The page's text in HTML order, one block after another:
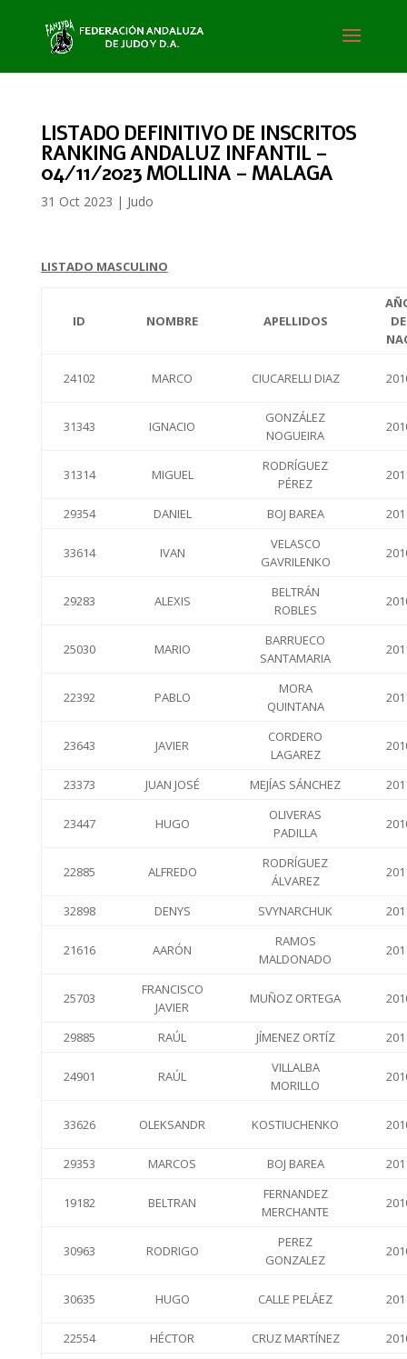
LISTADO DEFINITIVO DE INSCRITOS
RANKING ANDALUZ INFANTIL –
04/11/2023 MOLLINA – MALAGA
31 Oct 2023 | Judo
LISTADO MASCULINO
ID NOMBRE APELLIDOS
DE
24102 MARCO CIUCARELLI DIAZ
31343 IGNACIO
GONZÁLEZ
NOGUEIRA
31314 MIGUEL
RODRÍGUEZ
PÉREZ
29354 DANIEL BOJ BAREA
33614 IVAN
VELASCO
GAVRILENKO
29283 ALEXIS
BELTRÁN
ROBLES
25030 MARIO
BARRUECO
SANTAMARIA
22392 PABLO
MORA
QUINTANA
23643 JAVIER
CORDERO
LAGAREZ
23373 JUAN JOSÉ MEJÍAS SÁNCHEZ
23447 HUGO
OLIVERAS
PADILLA
22885 ALFREDO
RODRÍGUEZ
ÁLVAREZ
32898 DENYS SVYNARCHUK
21616 AARÓN
RAMOS
MALDONADO
25703
FRANCISCO
JAVIER
MUÑOZ ORTEGA
29885 RAÚL JÍMENEZ ORTÍZ
24901 RAÚL
VILLALBA
MORILLO
33626 OLEKSANDR KOSTIUCHENKO
29353 MARCOS BOJ BAREA
19182 BELTRAN
FERNANDEZ
MERCHANTE
30963 RODRIGO
PEREZ
GONZALEZ
30635 HUGO CALLE PELÁEZ
22554 HÉCTOR CRUZ MARTÍNEZ